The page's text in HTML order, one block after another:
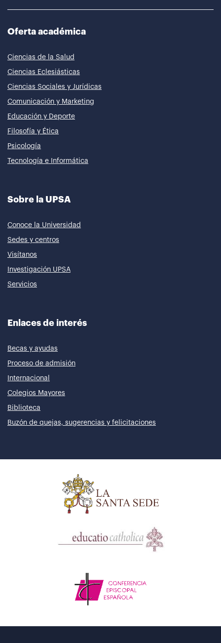
Oferta académica
Ciencias de la Salud
Ciencias Eclesiásticas
Ciencias Sociales y Jurídicas
Comunicación y Marketing
Educación y Deporte
Filosofía y Ética
Psicología
Tecnología e Informática
Sobre la UPSA
Conoce la Universidad
Sedes y centros
Visítanos
Investigación UPSA
Servicios
Enlaces de interés
Becas y ayudas
Proceso de admisión
Internacional
Colegios Mayores
Biblioteca
Buzón de quejas, sugerencias y felicitaciones